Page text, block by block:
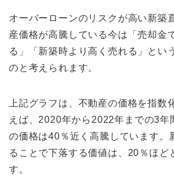
オーバーローンのリスクが高い新築
産価格が高騰している今は「売却金
る」「新築時より高く売れる」とい
のと考えられます。
上記グラフは、不動産の価格を指数
えば、2020年から2022年までの3年
の価格は40％近く高騰しています。
ることで下落する価値は、20％ほど
す。